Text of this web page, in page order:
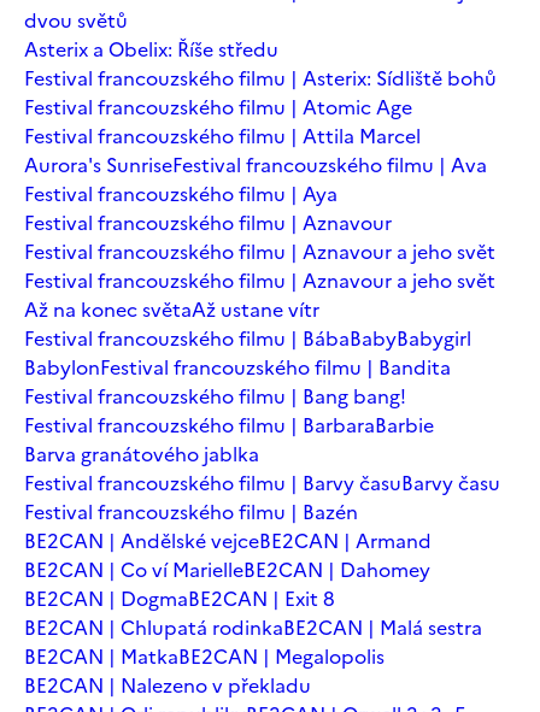
dvou světů
Asterix a Obelix: Říše středu
Festival francouzského filmu | Asterix: Sídliště bohů
Festival francouzského filmu | Atomic Age
Festival francouzského filmu | Attila Marcel
Aurora's SunriseFestival francouzského filmu | Ava
Festival francouzského filmu | Aya
Festival francouzského filmu | Aznavour
Festival francouzského filmu | Aznavour a jeho svět
Festival francouzského filmu | Aznavour a jeho svět
Až na konec světaAž ustane vítr
Festival francouzského filmu | BábaBabyBabygirl
BabylonFestival francouzského filmu | Bandita
Festival francouzského filmu | Bang bang!
Festival francouzského filmu | BarbaraBarbie
Barva granátového jablka
Festival francouzského filmu | Barvy časuBarvy času
Festival francouzského filmu | Bazén
BE2CAN | Andělské vejceBE2CAN | Armand
BE2CAN | Co ví MarielleBE2CAN | Dahomey
BE2CAN | DogmaBE2CAN | Exit 8
BE2CAN | Chlupatá rodinkaBE2CAN | Malá sestra
BE2CAN | MatkaBE2CAN | Megalopolis
BE2CAN | Nalezeno v překladu